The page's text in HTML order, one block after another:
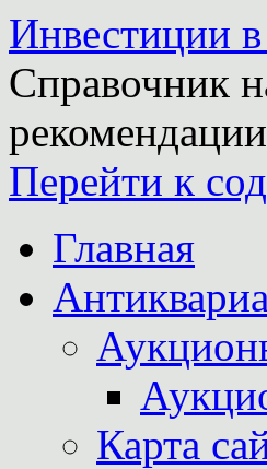
Инвестиции
Справочник
Перейти к
Главная
Карта